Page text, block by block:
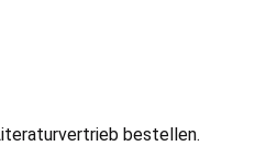
bestellen.